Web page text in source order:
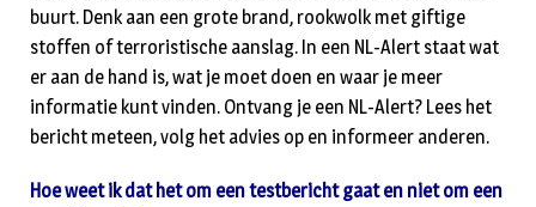
buurt. Denk aan een grote brand, rookwolk met giftige
stoffen of terroristische aanslag. In een NL-Alert staat wat
er aan de hand is, wat je moet doen en waar je meer
informatie kunt vinden. Ontvang je een NL-Alert? Lees het
bericht meteen, volg het advies op en informeer anderen.
Hoe weet ik dat het om een testbericht gaat en niet om een